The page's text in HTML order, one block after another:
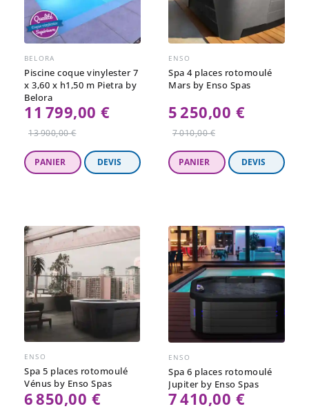
BELORA
Piscine coque vinylester 7
x 3,60 x h1,50 m Pietra by
Belora
11 799,00 €Prix
régulier
13 900,00 €
ENSO
Spa 4 places rotomoulé
Mars by Enso Spas
5 250,00 €Prix
régulier
7 010,00 €
ENSO
Spa 5 places rotomoulé
Vénus by Enso Spas
6 850,00 €Prix
ENSO
Spa 6 places rotomoulé
Jupiter by Enso Spas
7 410,00 €Prix